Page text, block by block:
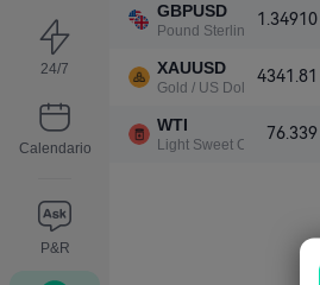
24/7
Calendario
P&R
GBPUSD
Pound Sterling / US Dollar
1.34910
XAUUSD
Gold / US Dollar
4341.81
WTI
Light Sweet Crude Oil
76.339